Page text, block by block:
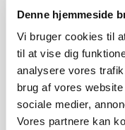
Denne hjemmeside
Vi bruger cookies til
til at vise dig
analysere vores
brug af vores
sociale medier,
Vores partnere kan
Russisk